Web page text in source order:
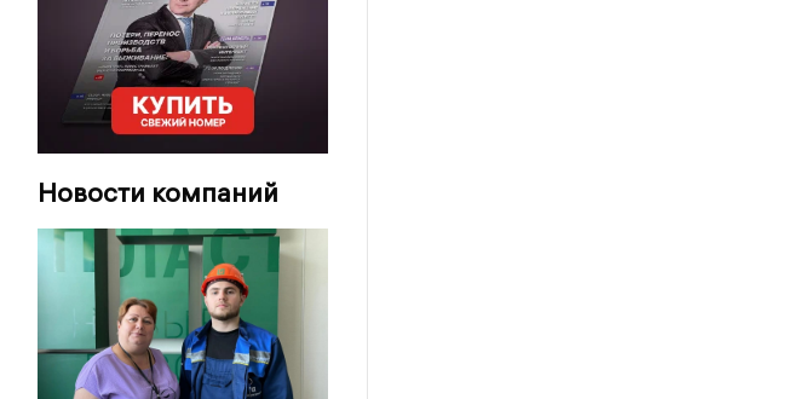
Новости компаний